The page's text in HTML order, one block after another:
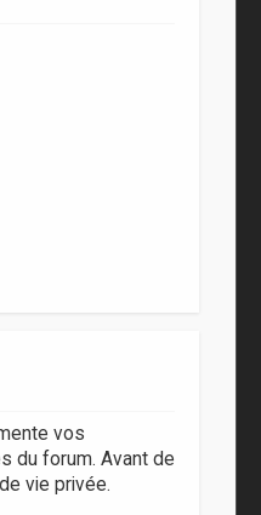
vos
du forum. Avant de
vie privée.